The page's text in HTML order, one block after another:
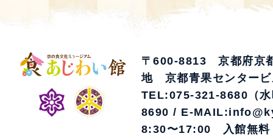
〒600-8813 京都府京
地 京都青果センタービ
TEL:075-321-8680（
8690 / E-
8:30〜17:00 入館無料